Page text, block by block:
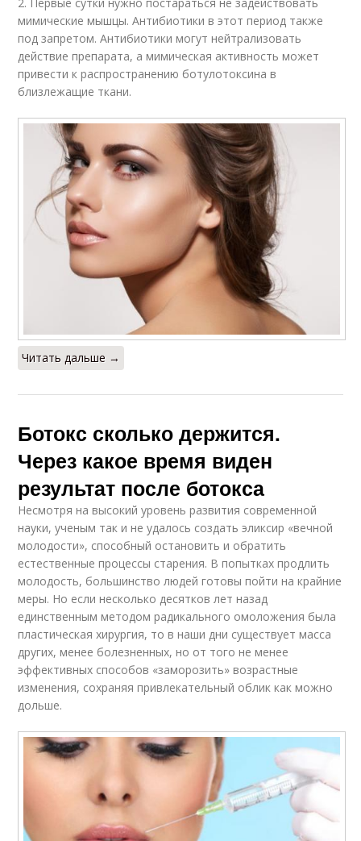
2. Первые сутки нужно постараться не задействовать
мимические мышцы. Антибиотики в этот период также
под запретом. Антибиотики могут нейтрализовать
действие препарата, а мимическая активность может
привести к распространению ботулотоксина в
близлежащие ткани.
Читать дальше →
Ботокс сколько держится.
Через какое время виден
результат после ботокса
Несмотря на высокий уровень развития современной
науки, ученым так и не удалось создать эликсир «вечной
молодости», способный остановить и обратить
естественные процессы старения. В попытках продлить
молодость, большинство людей готовы пойти на крайние
меры. Но если несколько десятков лет назад
единственным методом радикального омоложения была
пластическая хирургия, то в наши дни существует масса
других, менее болезненных, но от того не менее
эффективных способов «заморозить» возрастные
изменения, сохраняя привлекательный облик как можно
дольше.